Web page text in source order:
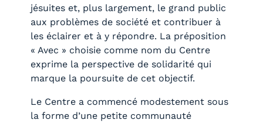
jésuites et, plus largement, le grand public
aux problèmes de société et contribuer à
les éclairer et à y répondre. La préposition
« Avec » choisie comme nom du Centre
exprime la perspective de solidarité qui
marque la poursuite de cet objectif.
Le Centre a commencé modestement sous
la forme d’une petite communauté